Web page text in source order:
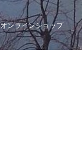
オンラインショップ